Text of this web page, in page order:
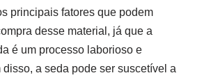
principais fatores que podem
desse material, já que a
é um processo laborioso e
disso, a seda pode ser suscetível a